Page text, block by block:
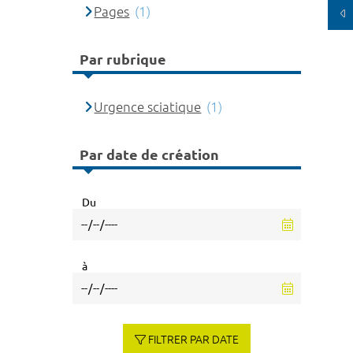
Pages (1)
Par rubrique
Urgence sciatique (1)
Par date de création
Du
à
FILTRER PAR DATE